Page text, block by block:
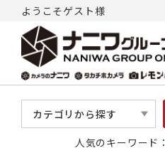
ようこそゲスト様
カテゴリから探す
人気のキーワード：